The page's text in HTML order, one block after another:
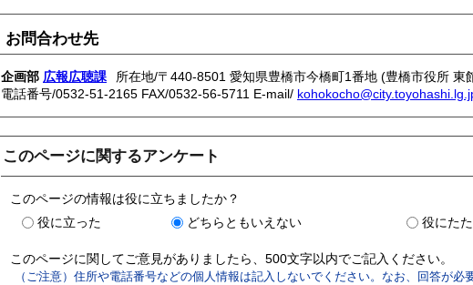
お問合わせ先
企画部 広報広聴課
所在地/〒440-8501 愛知県豊橋市今橋町1番地 (豊橋市役所 東
電話番号/0532-51-2165 FAX/0532-56-5711 E-mail/
このページに関するアンケート
このページの情報は役に立ちましたか？
役に立った
どちらともいえない 役にた
このページに関してご意見がありましたら、500文字以内でご記入ください。
（ご注意）住所や電話番号などの個人情報は記入しないでください。なお、回答が必